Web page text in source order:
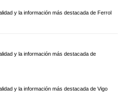
y la información más destacada de Ferrol
y la información más destacada de
y la información más destacada de Vigo